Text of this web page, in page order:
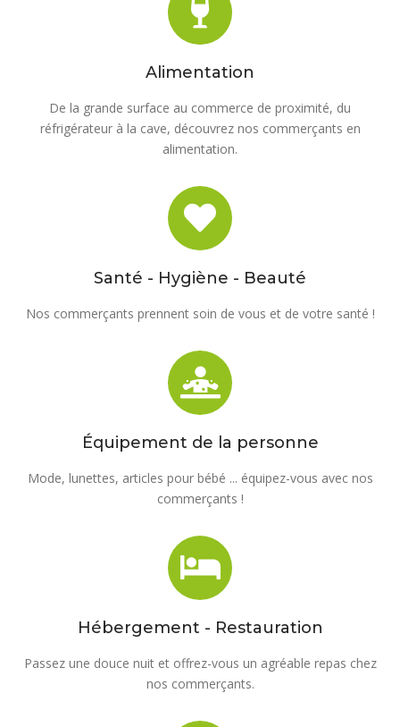
Alimentation
De la grande surface au commerce de proximité, du
réfrigérateur à la cave, découvrez nos commerçants en
alimentation.
Santé - Hygiène - Beauté
Nos commerçants prennent soin de vous et de votre santé !
Équipement de la personne
Mode, lunettes, articles pour bébé ... équipez-vous avec nos
commerçants !
Hébergement - Restauration
Passez une douce nuit et offrez-vous un agréable repas chez
nos commerçants.